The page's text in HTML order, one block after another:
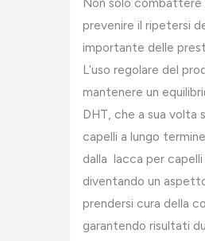
prevenire il ripetersi
importante delle
L’uso regolare del
mantenere un
DHT, che a sua volta
capelli a lungo
dalla lacca per
diventando un
prendersi cura della
garantendo risultati